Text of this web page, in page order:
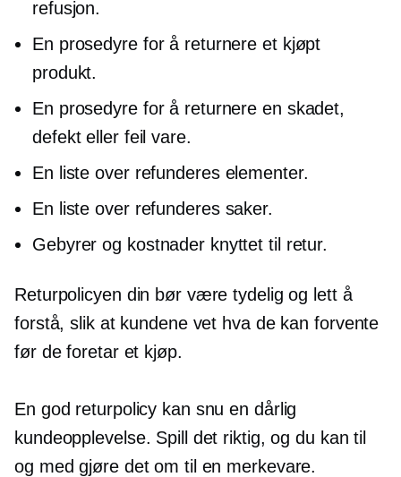
refusjon.
En prosedyre for å returnere et kjøpt
produkt.
En prosedyre for å returnere en skadet,
defekt eller feil vare.
En liste over refundereselementer.
En liste over refunderessaker.
Gebyrer og kostnader knyttet til retur.
Returpolicyen din bør være tydelig og lett å
forstå, slik at kundene vet hva de kan forvente
før de foretar et kjøp.
En god returpolicy kan snu en dårlig
kundeopplevelse. Spill det riktig, og du kan til
og med gjøre det om til en merkevare.